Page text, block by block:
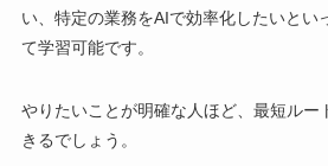
い、特定の業務をAIで効率化したいとい
て学習可能です。
やりたいことが明確な人ほど、最短ルー
きるでしょう。